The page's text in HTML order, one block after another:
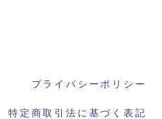
プライバシーポリシー
特定商取引法に基づく表記